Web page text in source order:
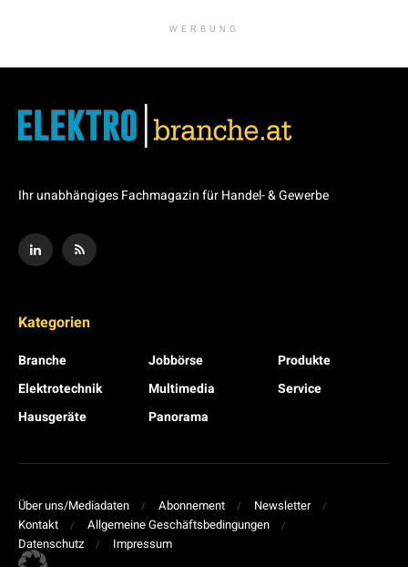
WERBUNG
Ihr unabhängiges Fachmagazin für Handel- & Gewerbe
Kategorien
Branche
Elektrotechnik
Hausgeräte
Jobbörse
Multimedia
Panorama
Produkte
Service
Über uns/Mediadaten Abonnement
Newsletter
Kontakt
Allgemeine Geschäftsbedingungen
Datenschutz
Impressum